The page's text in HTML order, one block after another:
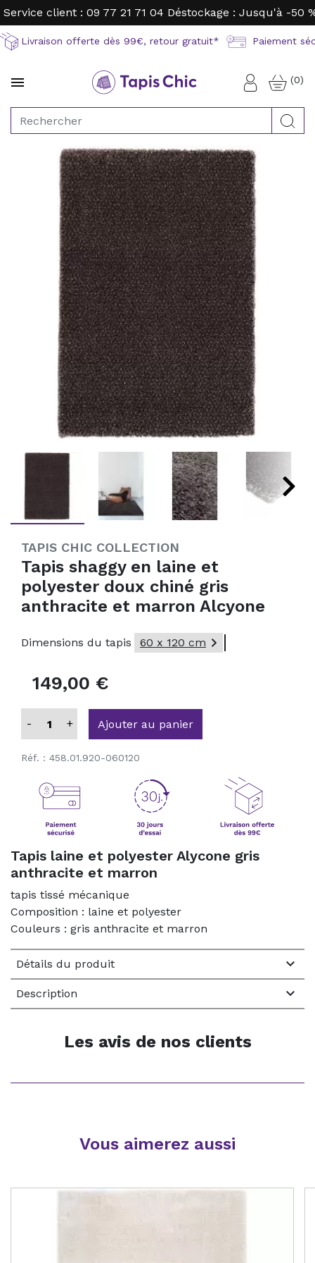
Service client : 09 77 21 71 04 Déstockage : Jusqu'à -50
Livraison offerte dès 99€, retour gratuit* Paiement
 Connexion
(0)
TAPIS CHIC COLLECTION
Tapis shaggy en laine et
polyester doux chiné gris
anthracite et marron Alcyone
Dimensions du tapis 60 x 120 cm 
149,00 €
- + Ajouter au panier
Réf. : 458.01.920-060120
Tapis laine et polyester Alycone gris
anthracite et marron
tapis tissé mécanique
Composition : laine et polyester
Couleurs : gris anthracite et marron
Détails du produit 
Description 
Les avis de nos clients
Vous aimerez aussi